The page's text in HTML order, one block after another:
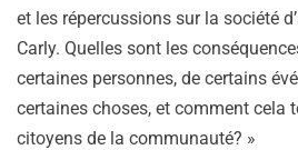
et les répercussions sur la société
Carly. Quelles sont les
certaines personnes, de certains
certaines choses, et comment cela
citoyens de la communauté? »